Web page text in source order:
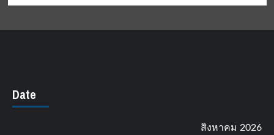
Date
สิงหาคม 2026